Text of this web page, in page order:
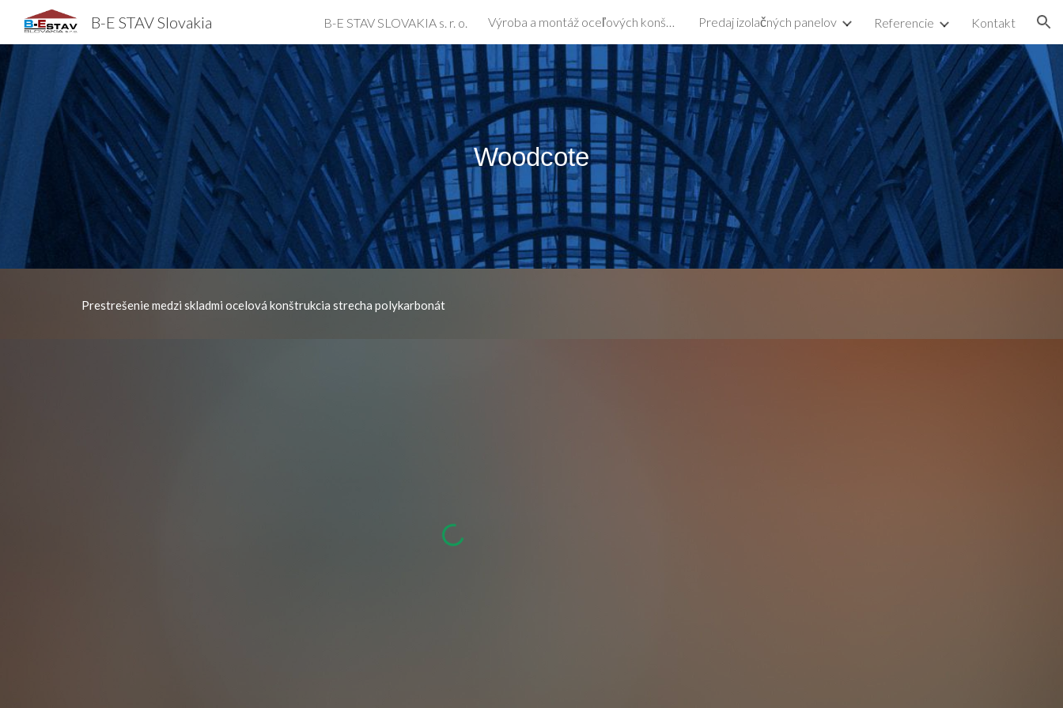
Skip to main content Skip to navigation
B-E STAV Slovakia B-E STAV SLOVAKIA s. r. o. Výroba a montáž oceľových konštrukcií a opláštenia hál Predaj izolačných panelov Referencie Kontakt
Woodcote
Prestrešenie medzi skladmi ocelová konštrukcia strecha polykarbonát